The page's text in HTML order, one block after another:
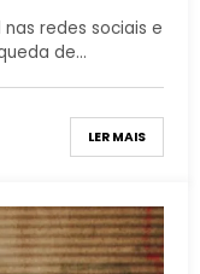
redes sociais e
de…
LER MAIS